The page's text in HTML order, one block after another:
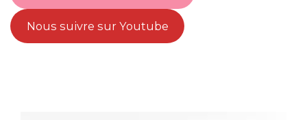
Nous suivre sur Youtube